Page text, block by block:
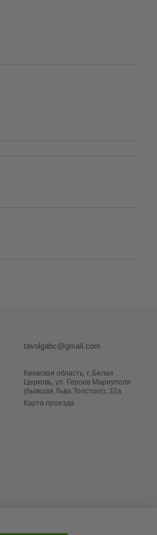
tavolgabc@gmail.com
Киевская область, г. Белая
Церковь, ул. Героев Мариуполя
(бывшая Льва Толстого), 32a
Карта проезда